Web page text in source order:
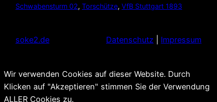
Schwabensturm 02, Torschütze, VfB Stuttgart 1893
soke2.de Datenschutz Impressum
Wir verwenden Cookies auf dieser Website. Durch
Klicken auf "Akzeptieren" stimmen Sie der Verwendung
ALLER Cookies zu.